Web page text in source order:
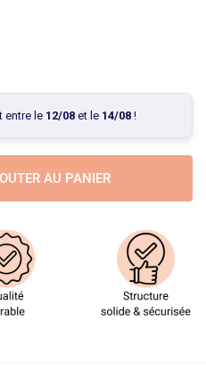
entre le 12/08et le 14/08!
AU PANIER